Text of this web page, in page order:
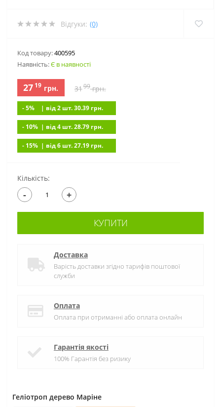
Відгуки: (0)
Код товару:400595
Наявність:Є в наявності
27 19 грн. 3199грн.
- 5% | вiд 2 шт. 30.39 грн.
- 10% | вiд 4 шт. 28.79 грн.
- 15% | вiд 6 шт. 27.19 грн.
Кількість:
- +
КУПИТИ
Доставка
Варість доставки згідно тарифів поштової
служби
Оплата
Оплата при отриманні або оплата онлайн
Гарантія якості
100% Гарантія без ризику
Геліотроп дерево Маріне